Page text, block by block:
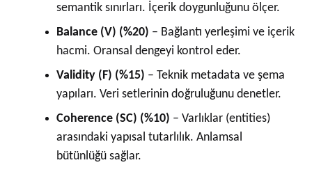
semantik sınırları. İçerik doygunluğunu ölçer.
Balance (V) (%20) – Bağlantı yerleşimi ve içerik
hacmi. Oransal dengeyi kontrol eder.
Validity (F) (%15) – Teknik metadata ve şema
yapıları. Veri setlerinin doğruluğunu denetler.
Coherence (SC) (%10) – Varlıklar (entities)
arasındaki yapısal tutarlılık. Anlamsal
bütünlüğü sağlar.